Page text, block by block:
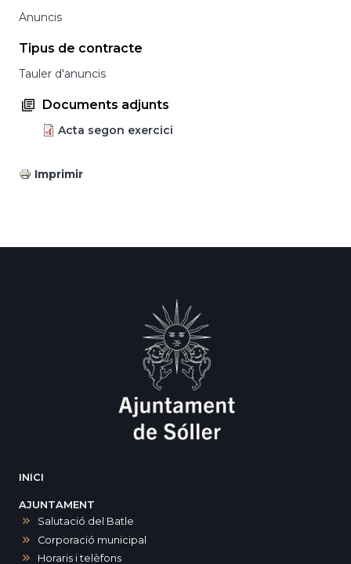
Anuncis
Tipus de contracte
Tauler d'anuncis
Documents adjunts
Acta segon exercici
Imprimir
INICI
AJUNTAMENT
Salutació del Batle
Corporació municipal
Horaris i telèfons